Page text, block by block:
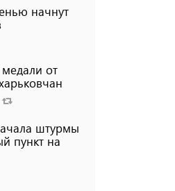
начнут
от
штурмы
пункт на